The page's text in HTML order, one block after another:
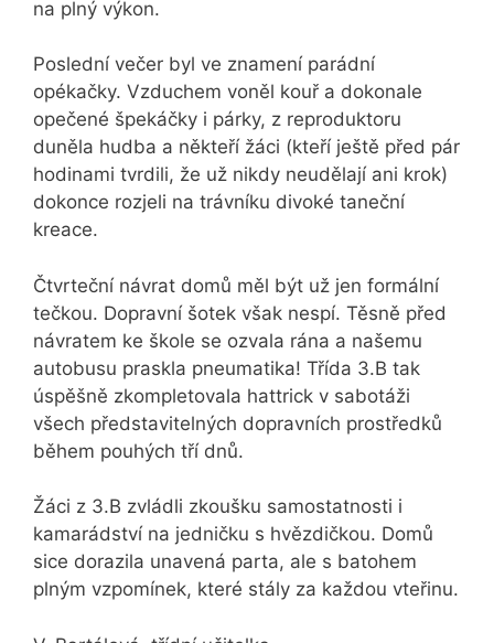
na plný výkon.
Poslední večer byl ve znamení parádní
opékačky. Vzduchem voněl kouř a dokonale
opečené špekáčky i párky, z reproduktoru
duněla hudba a někteří žáci (kteří ještě před pár
hodinami tvrdili, že už nikdy neudělají ani krok)
dokonce rozjeli na trávníku divoké taneční
kreace.
Čtvrteční návrat domů měl být už jen formální
tečkou. Dopravní šotek však nespí. Těsně před
návratem ke škole se ozvala rána a našemu
autobusu praskla pneumatika! Třída 3.B tak
úspěšně zkompletovala hattrick v sabotáži
všech představitelných dopravních prostředků
během pouhých tří dnů.
Žáci z 3.B zvládli zkoušku samostatnosti i
kamarádství na jedničku s hvězdičkou. Domů
sice dorazila unavená parta, ale s batohem
plným vzpomínek, které stály za každou vteřinu.